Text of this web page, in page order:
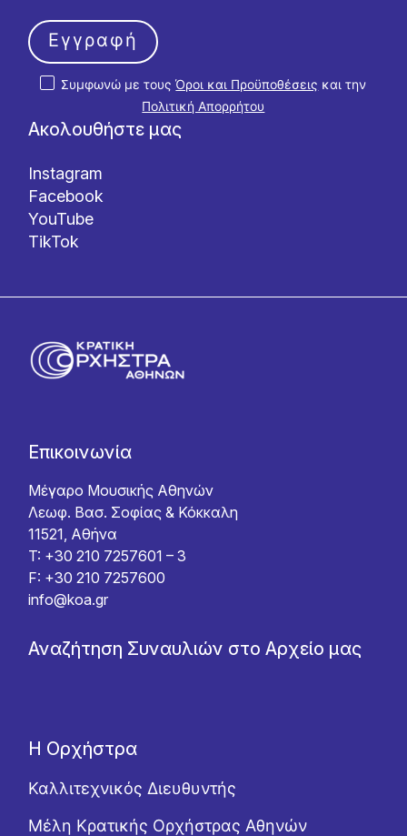
Ακολουθήστε μας
Instagram
Facebook
YouTube
TikTok
Συμφωνώ με τουςΌροι και Προϋποθέσεις και την
Πολιτική Απορρήτου
Εγγραφή
Επικοινωνία
Μέγαρο Μουσικής Αθηνών
Λεωφ. Βασ. Σοφίας & Κόκκαλη
11521, Αθήνα
T: +30 210 7257601 – 3
F: +30 210 7257600
info@koa.gr
Αναζήτηση Συναυλιών στο Αρχείο μας
Η Ορχήστρα
Καλλιτεχνικός Διευθυντής
Μέλη Κρατικής Ορχήστρας Αθηνών